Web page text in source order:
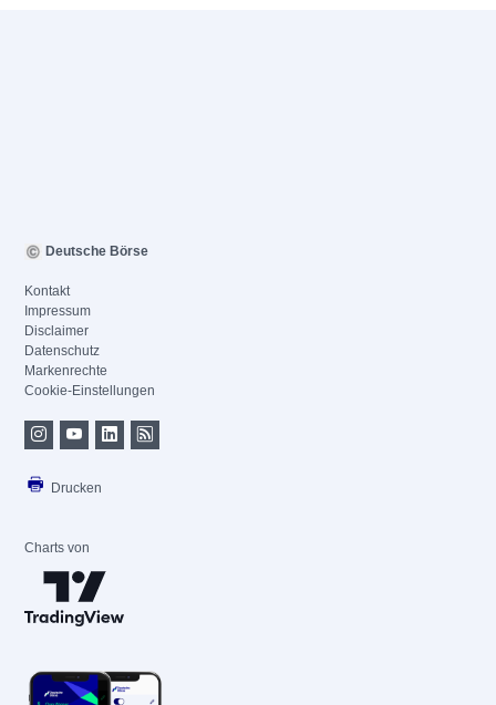
Deutsche Börse
Kontakt
Impressum
Disclaimer
Datenschutz
Markenrechte
Cookie-Einstellungen
Drucken
Charts von